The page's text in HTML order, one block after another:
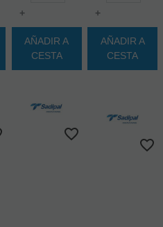
+
AÑADIR A
CESTA
+
AÑADIR A
CESTA